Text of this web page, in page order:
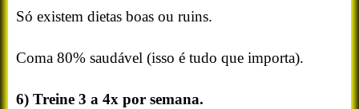
Só existem dietas boas ou ruins.
Coma 80% saudável (isso é tudo que importa).
6) Treine 3 a 4x por semana.